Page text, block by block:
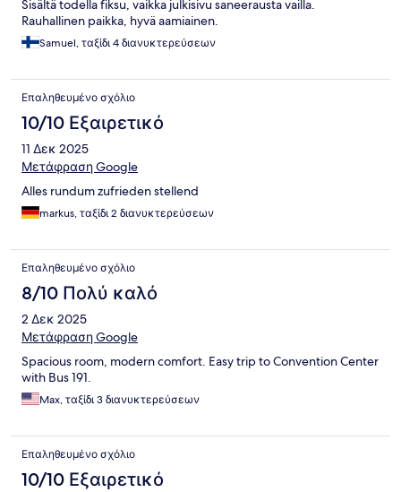
Sisältä todella fiksu, vaikka julkisivu saneerausta vailla.
Rauhallinen paikka, hyvä aamiainen.
Samuel, ταξίδι 4 διανυκτερεύσεων
Επαληθευμένο σχόλιο
10/10 Εξαιρετικό
11 Δεκ 2025
Μετάφραση Google
Alles rundum zufrieden stellend
markus, ταξίδι 2 διανυκτερεύσεων
Επαληθευμένο σχόλιο
8/10 Πολύ καλό
2 Δεκ 2025
Μετάφραση Google
Spacious room, modern comfort. Easy trip to Convention Center
with Bus 191.
Max, ταξίδι 3 διανυκτερεύσεων
Επαληθευμένο σχόλιο
10/10 Εξαιρετικό